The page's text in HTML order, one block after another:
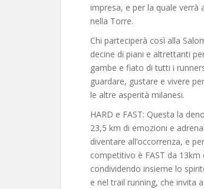
impresa, e per la quale verrà
nella Torre.
Chi parteciperà così alla
decine di piani e altrettanti
gambe e fiato di tutti i
guardare, gustare e vivere
le altre asperità milanesi.
HARD e FAST: Questa la
23,5 km di emozioni e
diventare all’occorrenza, e
competitivo è FAST da
condividendo insieme lo
e nel trail running, che invita